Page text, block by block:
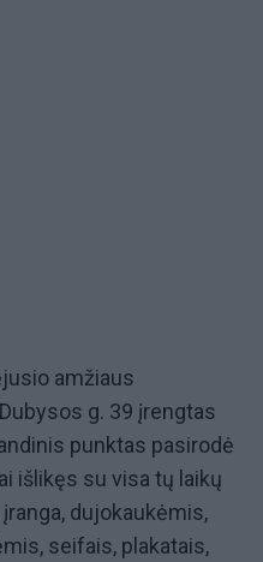
amžiaus
g. 39 įrengtas
punktas pasirodė
išlikęs su visa tų laikų
dujokaukėmis,
seifais, plakatais,